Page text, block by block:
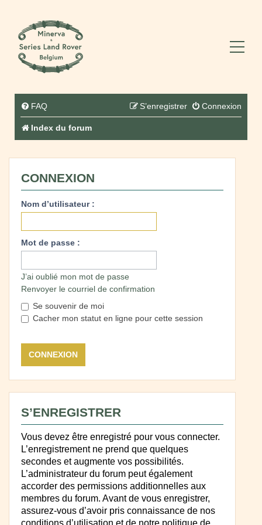
FAQ Connexion
S’enregistrer
Index du forum
CONNEXION
Nom d’utilisateur :
Mot de passe :
J’ai oublié mon mot de passe
Renvoyer le courriel de confirmation
Se souvenir de moi
Cacher mon statut en ligne pour cette session
S’ENREGISTRER
Vous devez être enregistré pour vous connecter.
L’enregistrement ne prend que quelques
secondes et augmente vos possibilités.
L’administrateur du forum peut également
accorder des permissions additionnelles aux
membres du forum. Avant de vous enregistrer,
assurez-vous d’avoir pris connaissance de nos